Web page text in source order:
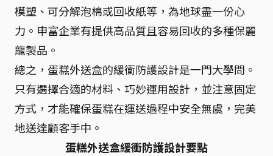
模塑、可分解泡棉或回收紙等，為地球盡一份心
力。申富企業有提供高品質且容易回收的多種保麗
龍製品。
總之，蛋糕外送盒的緩衝防護設計是一門大學問。
只有選擇合適的材料、巧妙運用設計，並注意固定
方式，才能確保蛋糕在運送過程中安全無虞，完美
地送達顧客手中。
蛋糕外送盒緩衝防護設計要點